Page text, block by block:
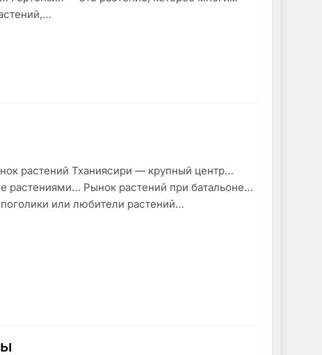
растений Тханиясири — крупный центр…
растениями… Рынок растений при батальоне…
или любители растений…